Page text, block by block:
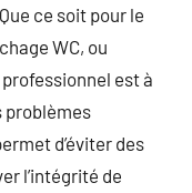
ce soit pour le
WC, ou
est à
problèmes
d’éviter des
l’intégrité de